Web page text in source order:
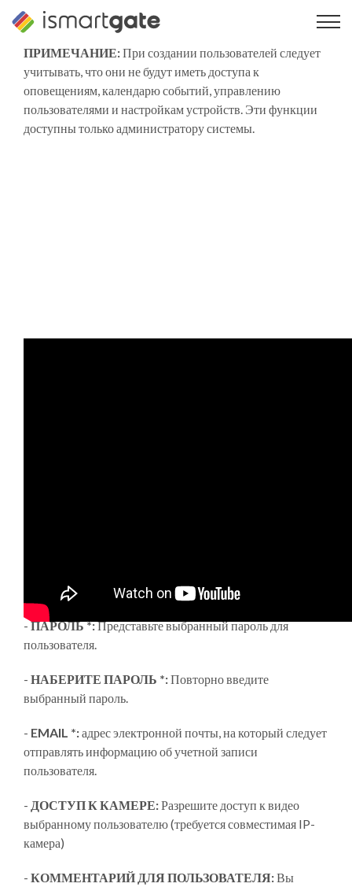
Перейти
содержанию
ПРИМЕЧАНИЕ:При создании пользователей следует
учитывать, что они не будут иметь доступа к
оповещениям, календарю событий, управлению
пользователями и настройкам устройств. Эти функции
доступны только администратору системы.
присвоенный пользователю.
-ПАРОЛЬ *:Представьте выбранный пароль для
пользователя.
- НАБЕРИТЕ ПАРОЛЬ *:Повторно введите
выбранный пароль.
- EMAIL *:адрес электронной почты, на который следует
отправлять информацию об учетной записи
пользователя.
- ДОСТУП К КАМЕРЕ:Разрешите доступ к видео
выбранному пользователю (требуется совместимая IP-
камера)
- КОММЕНТАРИЙ ДЛЯ ПОЛЬЗОВАТЕЛЯ:Вы